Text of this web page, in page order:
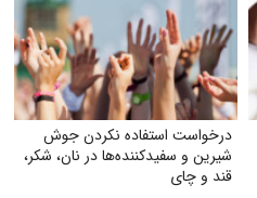
درخواست استفاده نکردن جوش
شیرین و سفیدکننده‌ها در نان، شکر،
قند و چای